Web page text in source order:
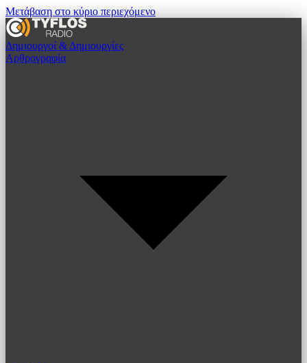
Μετάβαση στο κύριο περιεχόμενο
Δημιουργοί & Δημιουργίες
Αρθρογραφία